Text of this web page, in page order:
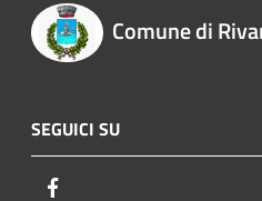
Comune di
SEGUICI SU